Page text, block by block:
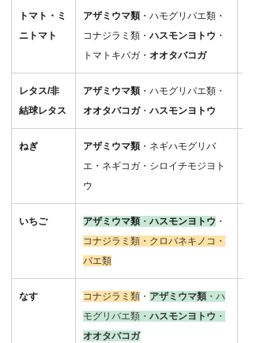
トマト・ミ
ニトマト
アザミウマ類 ・ハモグリバエ類・
コナジラミ類・ ハスモンヨトウ ・
トマトキバガ・ オオタバコガ
レタス/非
結球レタス
アザミウマ類 ・ハモグリバエ類・
オオタバコガ・ ハスモンヨトウ
ねぎ アザミウマ類 ・ネギハモグリバ
エ・ネギコガ・シロイチモジヨト
ウ
いちご アザミウマ類 ・ ハスモンヨトウ ・
コナジラミ類・クロバネキノコ・
バエ類
なす コナジラミ類 ・ アザミウマ類 ・ハ
モグリバエ類・ ハスモンヨトウ ・
オオタバコガ